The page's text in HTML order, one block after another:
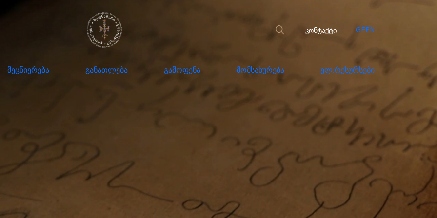
კონტაქტი GEEN
მეცნიერება განათლება გამოფენა მომსახურება ელ.რესურსები
განათლება